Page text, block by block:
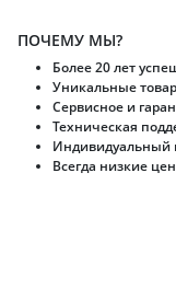
ПОЧЕМУ МЫ?
Более 20 лет
Уникальные
Сервисное и
Техническая
Индивидуальный
Всегда низкие